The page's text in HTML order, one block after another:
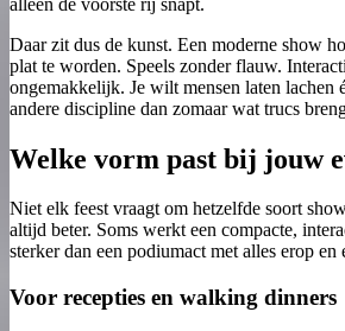
Daar zit dus de kunst. Een moderne show
plat te worden. Speels zonder flauw.
ongemakkelijk. Je wilt mensen laten lachen
andere discipline dan zomaar wat trucs
Welke vorm past bij jouw
Niet elk feest vraagt om hetzelfde soort
altijd beter. Soms werkt een compacte,
sterker dan een podiumact met alles erop en
Voor recepties en walking dinners